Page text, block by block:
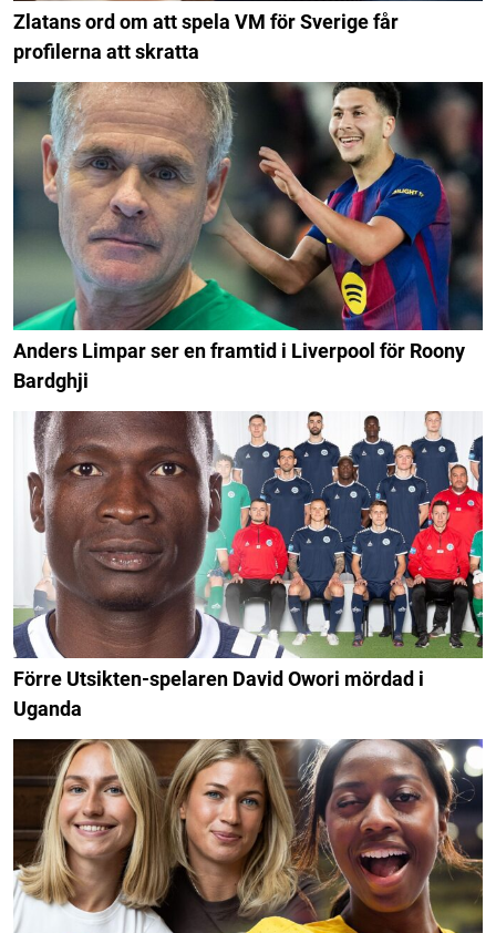
Zlatans ord om att spela VM för Sverige får
profilerna att skratta
Anders Limpar ser en framtid i Liverpool för Roony
Bardghji
Förre Utsikten-spelaren David Owori mördad i
Uganda